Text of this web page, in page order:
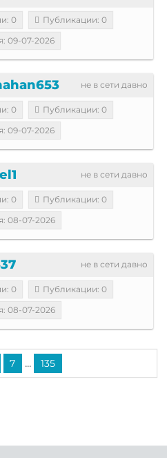
0
Публикации: 0
09-07-2026
не в сети давно
0
Публикации: 0
09-07-2026
не в сети давно
0
Публикации: 0
08-07-2026
не в сети давно
0
Публикации: 0
08-07-2026
7 ... 135